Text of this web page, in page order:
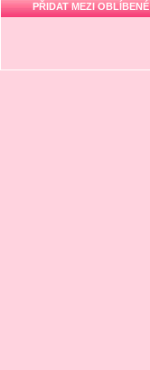
PŘIDAT MEZI OBLÍBENÉ